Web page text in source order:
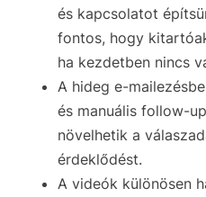
és kapcsolatot
fontos, hogy
ha kezdetben nincs
A hideg e-
és manuális follow-
növelhetik a
érdeklődést.
A videók különösen